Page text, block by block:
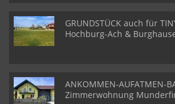
GRUNDSTÜCK auch für
Hochburg-Ach &
ANKOMMEN-AUFATMEN-
Zimmerwohnung